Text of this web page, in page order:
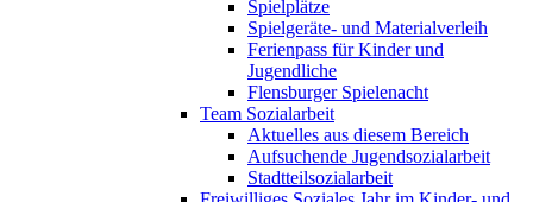
Spielplätze
Spielgeräte- und Materialverleih
Ferienpass für Kinder und
Jugendliche
Flensburger Spielenacht
Team Sozialarbeit
Aktuelles aus diesem Bereich
Aufsuchende Jugendsozialarbeit
Stadtteilsozialarbeit